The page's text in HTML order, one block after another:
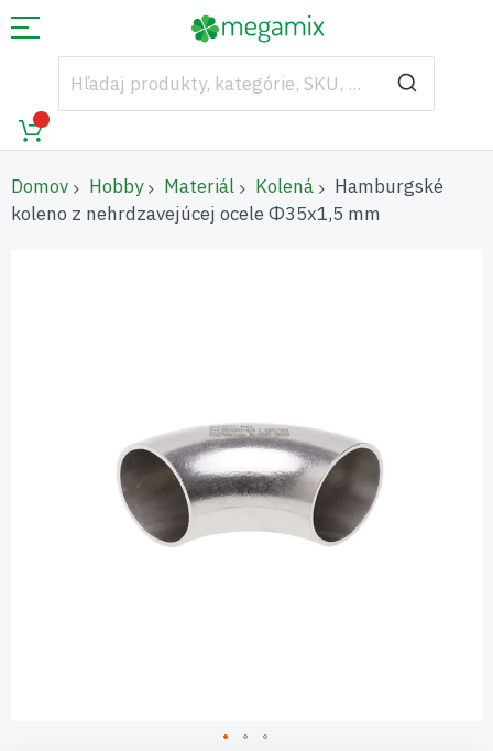
Domov Hobby Materiál Kolená
Hamburgské
koleno z nehrdzavejúcej ocele Φ35x1,5 mm